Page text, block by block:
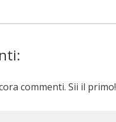
commenti. Sii il primo!